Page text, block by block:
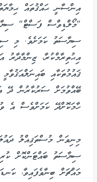
އިންސާނީ ޙައްޤުތައް
"މޯލްޑިވްސް ފަސްޓް"
ސިޔާސަތު ކަމަށެވެ. މި
އިޙުތިރާމްކުރާ،
ޤައުމުތަކާއި
ބޭއްވުމަށް ސަރުކާރުން ދޭ
ހާމަކޮށްދޭ ކަމަށްވެސް އެ
މިނިވަން މުސްތަޤިއްލު
ސިޔާސަތު ބައްޓަންކޮށް
މައްޗަށް ބިނާވެފައިވާ،